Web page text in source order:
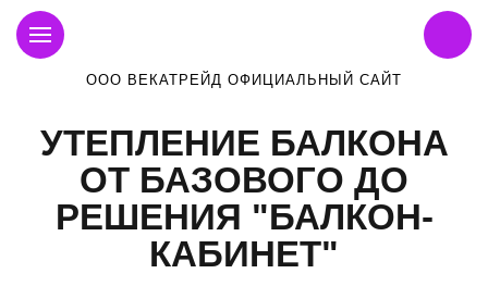
ООО ВЕКАТРЕЙД ОФИЦИАЛЬНЫЙ САЙТ
УТЕПЛЕНИЕ БАЛКОНА
ОТ БАЗОВОГО ДО
РЕШЕНИЯ "БАЛКОН-
КАБИНЕТ"